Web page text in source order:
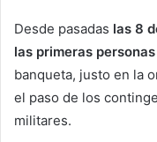
Desde pasadas las 8
las primeras
banqueta, justo en la
el paso de los
militares.